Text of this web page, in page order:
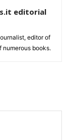
editorial
editor of
numerous books.